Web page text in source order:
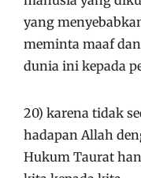
yang
meminta maaf
dunia ini kepada
20) karena tidak
hadapan Allah
Hukum Taurat